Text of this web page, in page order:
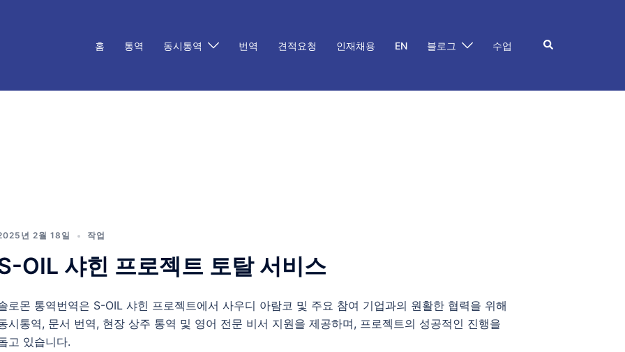
홈 통역 동시통역 번역 견적요청 인재채용 EN 블로그 수업 Search
년 2월 18일 작업
OIL 샤힌 프로젝트 토탈 서비스
로몬 통역번역은 S-OIL 샤힌 프로젝트에서 사우디 아람코 및 주요 참여 기업과의 원활한 협력을 위해
시통역, 문서 번역, 현장 상주 통역 및 영어 전문 비서 지원을 제공하며, 프로젝트의 성공적인 진행을
고 있습니다.